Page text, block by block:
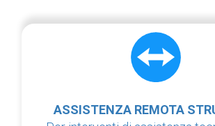
ASSISTENZA REMOTA